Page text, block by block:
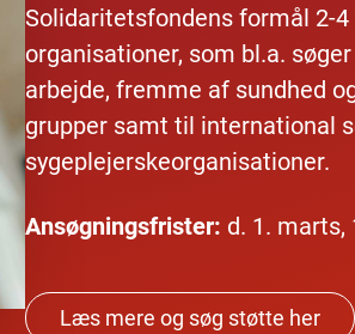
Solidaritetsfondens formål 2-
organisationer, som bl.a.
arbejde, fremme af sundhed
grupper samt til international
sygeplejerskeorganisationer.
Ansøgningsfrister: d. 1. marts,
Læs mere og søg støtte her